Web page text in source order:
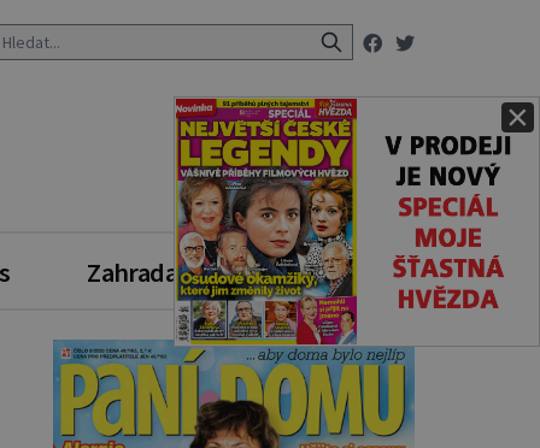
×
Zahrada Zdravý styl